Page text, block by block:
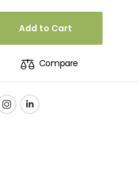
Add to Cart
Compare